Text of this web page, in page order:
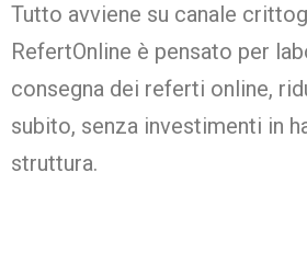
Tutto avviene su canale
RefertOnline è pensato per
consegna dei referti online,
subito, senza investimenti in
struttura.